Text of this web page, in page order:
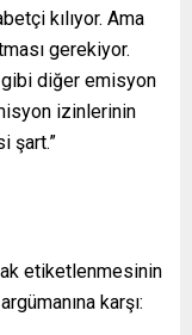
kılıyor. Ama
gerekiyor.
gibi diğer emisyon
izinlerinin
şart.”
etiketlenmesinin
karşı: